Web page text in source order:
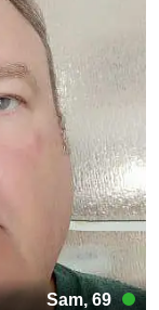
Sam, 69